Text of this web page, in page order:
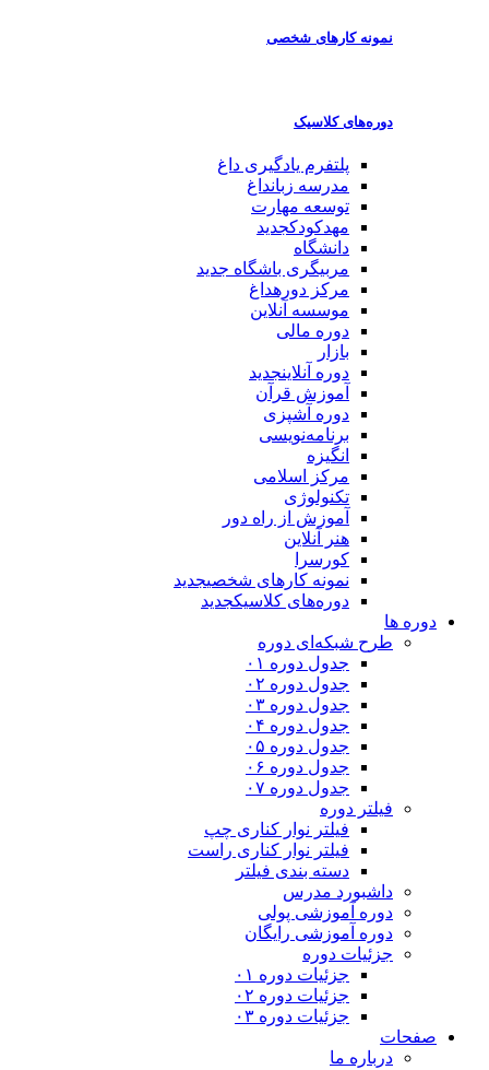
نمونه کارهای شخصی
دوره‌های کلاسیک
پلتفرم یادگیریداغ
مدرسه زبانداغ
توسعه مهارت
مهدکودکجدید
دانشگاه
مربیگری باشگاهجدید
مرکز دوره داغ
موسسه آنلاین
دوره مالی
بازار
دوره آنلاین جدید
آموزش قرآن
دوره آشپزی
برنامه‌نویسی
انگیزه
مرکز اسلامی
تکنولوژی
آموزش از راه دور
هنر آنلاین
کورسرا
نمونه کارهای شخصیجدید
دوره‌های کلاسیکجدید
دوره ها
طرح شبکه‌ای دوره
جدول دوره ۰۱
جدول دوره ۰۲
جدول دوره ۰۳
جدول دوره ۰۴
جدول دوره ۰۵
جدول دوره ۰۶
جدول دوره ۰۷
فیلتر دوره
فیلتر نوار کناری چپ
فیلتر نوار کناری راست
دسته بندی فیلتر
داشبورد مدرس
دوره آموزشی پولی
دوره آموزشی رایگان
جزئیات دوره
جزئیات دوره ۰۱
جزئیات دوره ۰۲
جزئیات دوره ۰۳
صفحات
درباره ما